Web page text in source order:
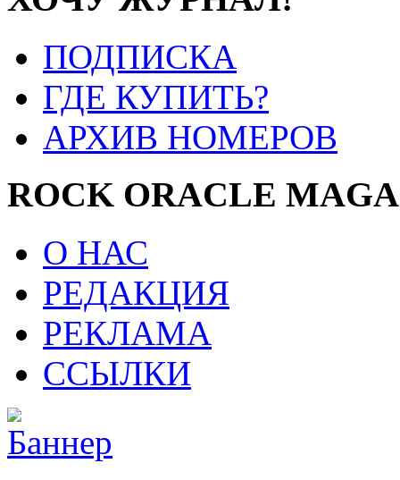
ПОДПИСКА
ГДЕ КУПИТЬ?
АРХИВ НОМЕРОВ
ROCK ORACLE
О НАС
РЕДАКЦИЯ
РЕКЛАМА
ССЫЛКИ